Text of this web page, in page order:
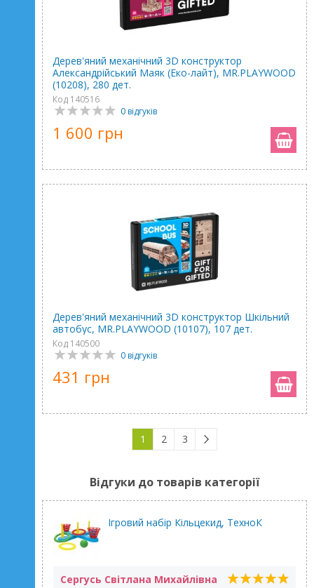
Дерев'яний механічний 3D конструктор
Александрійський Маяк (Еко-лайт), MR.PLAYWOOD
(10208), 280 дет.
Код 140516
0 відгуків
1 600 грн
Дерев'яний механічний 3D конструктор Шкільний
автобус, MR.PLAYWOOD (10107), 107 дет.
Код 140500
0 відгуків
431 грн
1 2 3
Відгуки до товарів категорії
Ігровий набір Кільцекид, ТехноК
Сергусь Світлана Михайлівна